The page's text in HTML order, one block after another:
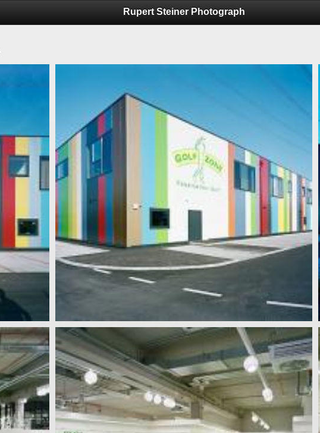
Rupert Steiner Photograph